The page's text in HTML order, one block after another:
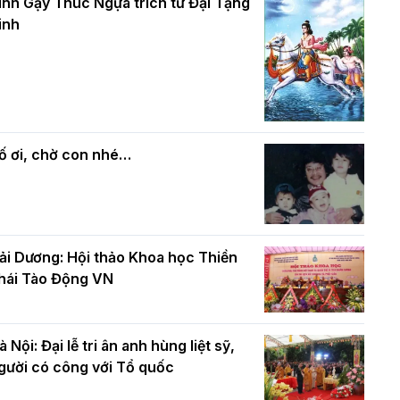
mừng Đại lễ Phật đản PL.2570 –
mùa Phật đản PL.2570
Phật giáo chính tín Phần 7: Luật nhân
quả
ơi, chờ con nhé…
Dương: Hội thảo Khoa học Thiền
Tào Động VN
Nội: Đại lễ tri ân anh hùng liệt sỹ,
có công với Tổ quốc